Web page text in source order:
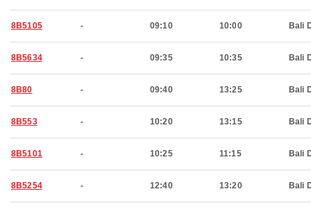
8B5105 - 09:10 10:00 Bali
8B5634 - 09:35 10:35 Bali
8B80 - 09:40 13:25 Bali
8B553 - 10:20 13:15 Bali
8B5101 - 10:25 11:15 Bali
8B5254 - 12:40 13:20 Bali